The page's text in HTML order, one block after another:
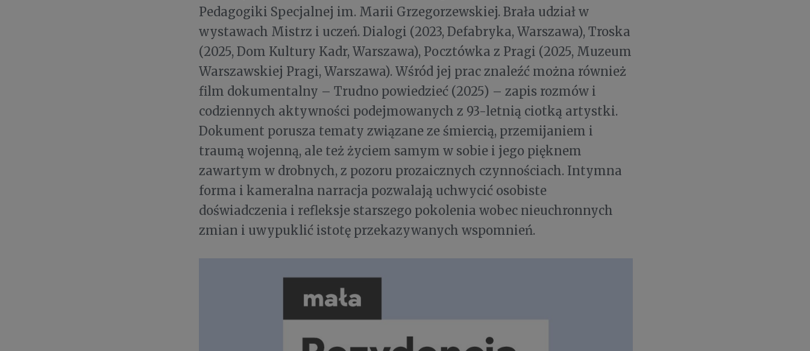
Pedagogiki Specjalnej im. Marii Grzegorzewskiej. Brała udział w
wystawach Mistrz i uczeń. Dialogi (2023, Defabryka, Warszawa), Troska
(2025, Dom Kultury Kadr, Warszawa), Pocztówka z Pragi (2025, Muzeum
Warszawskiej Pragi, Warszawa). Wśród jej prac znaleźć można również
film dokumentalny – Trudno powiedzieć (2025) – zapis rozmów i
codziennych aktywności podejmowanych z 93-letnią ciotką artystki.
Dokument porusza tematy związane ze śmiercią, przemijaniem i
traumą wojenną, ale też życiem samym w sobie i jego pięknem
zawartym w drobnych, z pozoru prozaicznych czynnościach. Intymna
forma i kameralna narracja pozwalają uchwycić osobiste
doświadczenia i refleksje starszego pokolenia wobec nieuchronnych
zmian i uwypuklić istotę przekazywanych wspomnień.